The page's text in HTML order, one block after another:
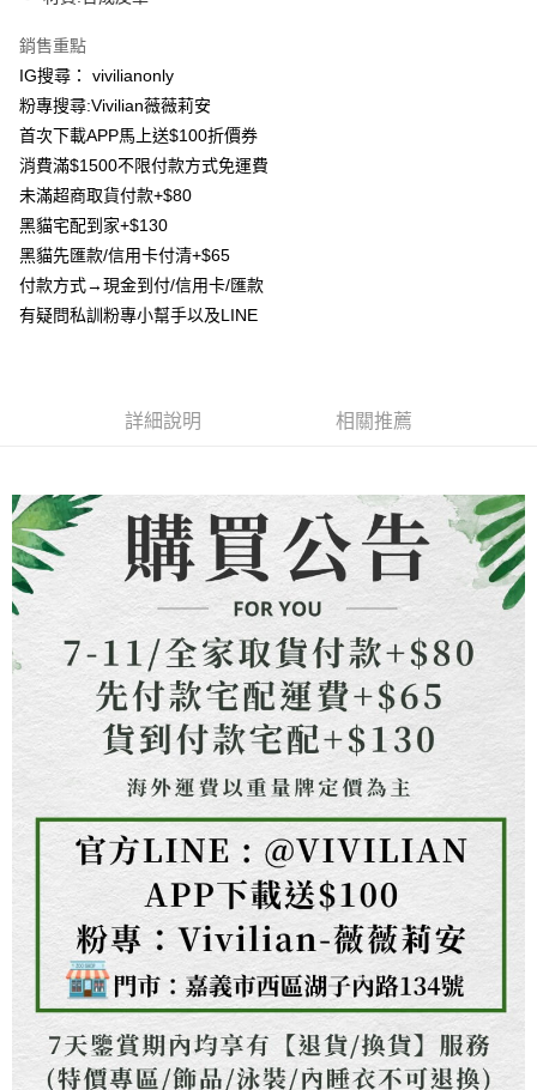
聯邦商業銀行
元大商業銀行
台新國際商業銀行
台灣樂天信用卡公司
悠遊付
Google Pay
大哥付你分期
相關說明
【大哥付你分期使用說明】
2.付款方式選擇「大哥付你分期」，訂單成立後會自動跳轉到大哥付的交易
流程，驗證手機門號後，選擇欲分期的期數、繳款截止日，確認付款後即完
成交易。
3.實際核准額度、可分期數及費用金額請依後續交易確認頁面所載為準。
【繳款方式說明】
1.分期款項不併入電信帳單，「大哥付你分期」於每月結算日後寄送繳費提
帳／街口支付／iPASS MONEY」等通路繳費。
【注意事項】
1.本服務係由「台灣大哥大股份有限公司」（以下簡稱本公司）所提供，讓
用戶於交易時，得透過本服務購買商品或服務，並由商店將買賣／分期付款
買賣價金債權讓與本公司後，依約使用本公司帳單繳交帳款。
2.基於同意付款使用「大哥付你分期」之契約關係目的，商店將以您的個人
資料（包含姓名、電話或地址）提供予台灣大哥大進項蒐集、處理及利用，
由本公司與您本人進行分期帳單所需資料之確認、核對及更正。
3.完整用戶服務條款，請詳閱以下連結：https://oppay.tw/userRule
AFTEE先享後付
相關說明
【關於「AFTEE先享後付」】
AFTEE先享後付是「在收到商品之後才付款」的支付方式。 讓您購物簡單
２．訂單成立數日內，您將收到繳費通知簡訊。
３．收到繳費通知簡訊後14天內，點擊此簡訊中的連結，可透過四大超商／
ATM／網路銀行／等多元方式進行付款，方視為交易完成。
※ 請注意：結帳手續完成當下不需立刻繳費，但若您需要取消訂單，請聯絡
購買商品的店家。未經商家同意取消之訂單仍視為有效，需透過AFTEE先享
※ 交易是否成功請以「AFTEE先享後付 」之結帳頁面顯示為準，若有關於
是否繳費成功／繳費後需取消欲退款等相關疑問，請聯繫「AFTEE先享後付
客戶支援中心」
https://netprotections.freshdesk.com/support/home
【注意事項】
１．透過由恩沛科技股份有限公司提供之「AFTEE先享後付」服務完成之交
易，需依本服務之必要範圍內提供個人資料，並將交易相關給付款項請求債
權轉讓予恩沛科技股份有限公司。
https://aftee.tw/terms/#terms3
３．未成年的使用者請事先徵得法定代理人或監護人之同意方可使用
「AFTEE先享後付」，若未經同意申辦者引起之損失，本公司不負相關責
４．使用「AFTEE先享後付」時，將依據個別帳號之用戶狀況，依本公司即
時審查核予不同之上限額度；若仍有額度不足之情形，本公司將視審查結果
請求用戶進行身份認證。
５．嚴禁一人註冊多個帳號或使用他人資訊註冊。若發現惡意使用之情形，
恩沛科技股份有限公司將有權停止該用戶之使用額度並採取法律行動。
ATM付款
7-11取貨付款
每筆NT$80，滿NT$1,500(含以上)免運費
先付款宅配到府
每筆NT$65，滿NT$1,500(含以上)免運費
每筆NT$130，滿NT$1,500(含以上)免運費
銷售重點
IG搜尋： vivilianonly
粉專搜尋:Vivilian薇薇莉安
首次下載APP馬上送$100折價券
消費滿$1500不限付款方式免運費
未滿超商取貨付款+$80
黑貓宅配到家+$130
黑貓先匯款/信用卡付清+$65
付款方式→現金到付/信用卡/匯款
有疑問私訓粉專小幫手以及LINE
詳細說明 相關推薦